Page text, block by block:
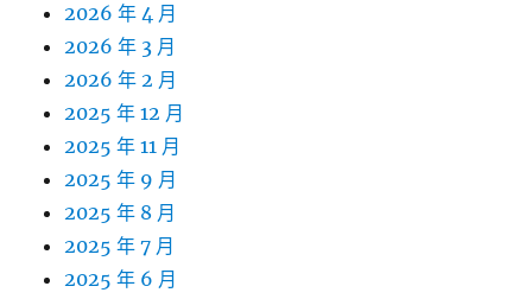
2026 年 4 月
2026 年 3 月
2026 年 2 月
2025 年 12 月
2025 年 11 月
2025 年 9 月
2025 年 8 月
2025 年 7 月
2025 年 6 月